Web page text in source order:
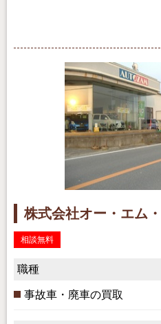
株式会社オー・エム
相談無料
職種
事故車・廃車の買取